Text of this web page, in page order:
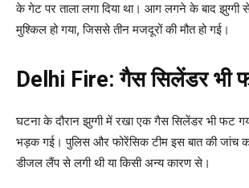
के गेट पर ताला लगा दिया था। आग लगने के बाद झुग्गी
मुश्किल हो गया, जिससे तीन मजदूरों की मौत हो गई।
Delhi Fire: गैस सिलेंडर भी
घटना के दौरान झुग्गी में रखा एक गैस सिलेंडर भी फट
भड़क गई। पुलिस और फोरेंसिक टीम इस बात की जांच
डीजल लैंप से लगी थी या किसी अन्य कारण से।